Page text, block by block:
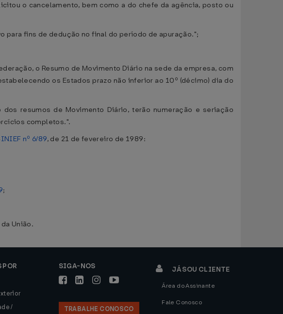
o cancelamento, bem como a do chefe da agência, posto ou
para fins de dedução no final do período de apuração.";
o Resumo de Movimento Diário na sede da empresa, com
os Estados prazo não inferior ao 10º (décimo) dia do
resumos de Movimento Diário, terão numeração e seriação
completos.".
nº 6/89, de 21 de fevereiro de 1989:
;
União.
/
SIGA-NOS
TRABALHE CONOSCO
JÁ SOU CLIENTE
Área do Assinante
Fale Conosco